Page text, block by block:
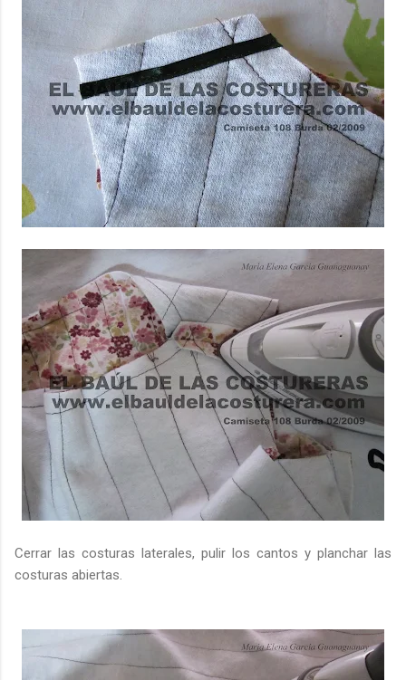
Cerrar las costuras laterales, pulir los cantos y planchar las
costuras abiertas.